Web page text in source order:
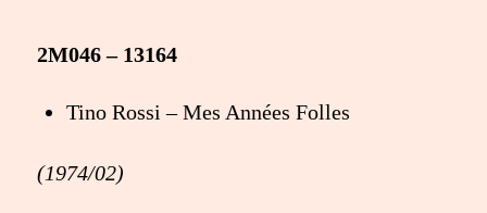
2M046 – 13164
Tino Rossi – Mes Années Folles
(1974/02)